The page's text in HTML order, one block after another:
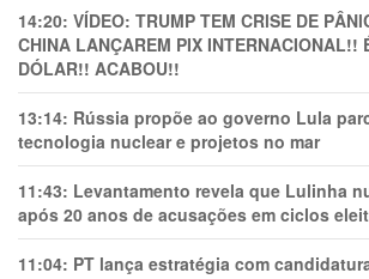
14:20: VÍDEO: TRUMP TEM CRlSE DE
CHINA LANÇAREM PIX INTERNACIONAL!!
DÓLAR!! ACABOU!!
13:14: Rússia propõe ao governo Lula
tecnologia nuclear e projetos no mar
11:43: Levantamento revela que Lulinha
após 20 anos de acusações em ciclos
11:04: PT lança estratégia com